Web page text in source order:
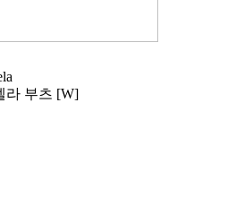
라 부츠 [W]